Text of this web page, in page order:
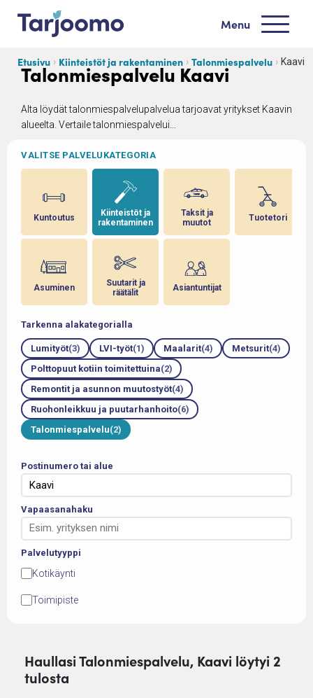
Siirry sisältöön
Menu
Etusivu Kiinteistöt ja rakentaminen Talonmiespalvelu Kaavi
Talonmiespalvelu Kaavi
Alta löydät talonmiespalvelupalvelua tarjoavat yritykset Kaavin
alueelta. Vertaile talonmiespalvelui...
VALITSE PALVELUKATEGORIA
Kuntoutus
Asuminen
Kiinteistöt ja
rakentaminen
Suutarit ja
räätälit
Taksit ja
muutot
Asiantuntijat
Tuotetori
Tarkenna alakategorialla
Lumityöt(3) LVI-työt(1) Maalarit(4) Metsurit(4)
Polttopuut kotiin toimitettuina(2)
Remontit ja asunnon muutostyöt(4)
Ruohonleikkuu ja puutarhanhoito(6)
Talonmiespalvelu(2)
Postinumero tai alue
Vapaasanahaku
Palvelutyyppi
Kotikäynti
Toimipiste
Haullasi Talonmiespalvelu, Kaavi löytyi 2
tulosta